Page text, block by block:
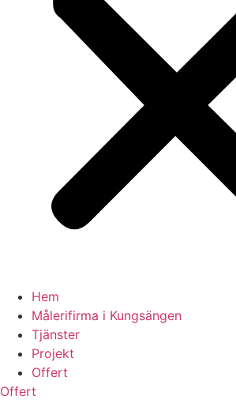
Hem
Målerifirma i Kungsängen
Tjänster
Projekt
Offert
Offert